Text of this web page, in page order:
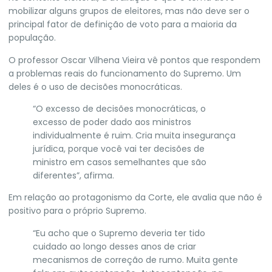
mobilizar alguns grupos de eleitores, mas não deve ser o
principal fator de definição de voto para a maioria da
população.
O professor Oscar Vilhena Vieira vê pontos que respondem
a problemas reais do funcionamento do Supremo. Um
deles é o uso de decisões monocráticas.
“O excesso de decisões monocráticas, o
excesso de poder dado aos ministros
individualmente é ruim. Cria muita insegurança
jurídica, porque você vai ter decisões de
ministro em casos semelhantes que são
diferentes”, afirma.
Em relação ao protagonismo da Corte, ele avalia que não é
positivo para o próprio Supremo.
“Eu acho que o Supremo deveria ter tido
cuidado ao longo desses anos de criar
mecanismos de correção de rumo. Muita gente